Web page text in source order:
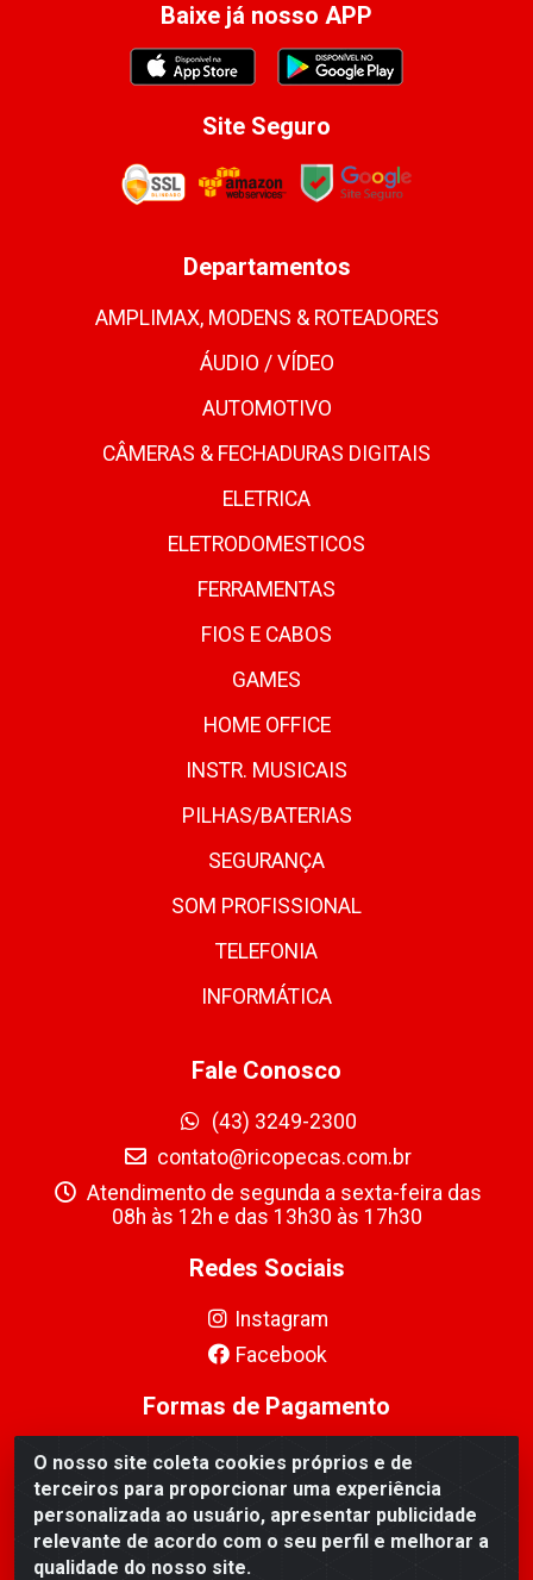
O nosso site coleta cookies próprios e de
terceiros para proporcionar uma experiência
personalizada ao usuário, apresentar publicidade
relevante de acordo com o seu perfil e melhorar a
qualidade do nosso site.
Baixe já nosso APP
Site Seguro
Departamentos
AMPLIMAX, MODENS & ROTEADORES
ÁUDIO / VÍDEO
AUTOMOTIVO
CÂMERAS & FECHADURAS DIGITAIS
ELETRICA
ELETRODOMESTICOS
FERRAMENTAS
FIOS E CABOS
GAMES
HOME OFFICE
INSTR. MUSICAIS
PILHAS/BATERIAS
SEGURANÇA
SOM PROFISSIONAL
TELEFONIA
INFORMÁTICA
Fale Conosco
(43) 3249-2300
contato@ricopecas.com.br
Atendimento de segunda a sexta-feira das
08h às 12h e das 13h30 às 17h30
Redes Sociais
Instagram
Facebook
Formas de Pagamento
Ricopeças Comércio de componentes Eletrônicos Ltda -
Rua Alicio Francisco Mafra, 968 - Jardim Taroba,